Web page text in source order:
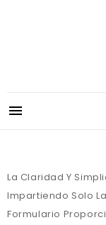

La Claridad Y
Impartiendo Solo
Formulario